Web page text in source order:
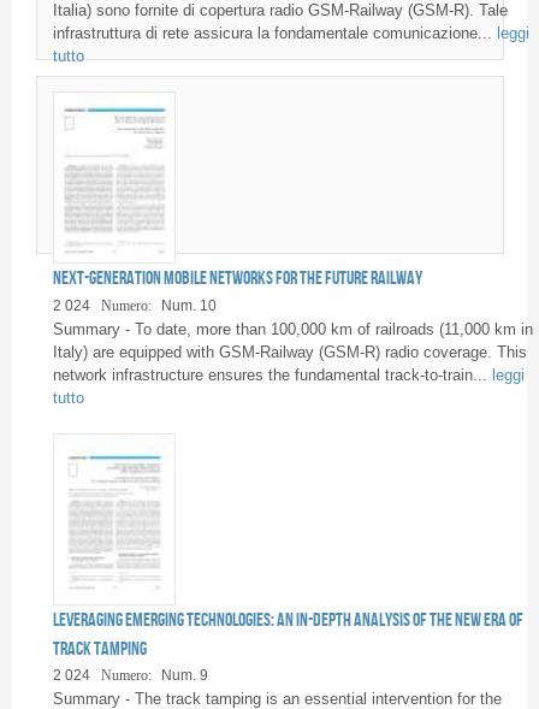
Italia) sono fornite di copertura radio GSM-Railway (GSM-R). Tale
infrastruttura di rete assicura la fondamentale comunicazione... leggi
tutto
Next-generation mobile networks for the future railway
2 024 Numero: Num. 10
Summary - To date, more than 100,000 km of railroads (11,000 km in
Italy) are equipped with GSM-Railway (GSM-R) radio coverage. This
network infrastructure ensures the fundamental track-to-train...
leggi
tutto
Leveraging emerging technologies: an in-depth analysis of the new era of
track tamping
2 024 Numero: Num. 9
Summary - The track tamping is an essential intervention for the
Pagine